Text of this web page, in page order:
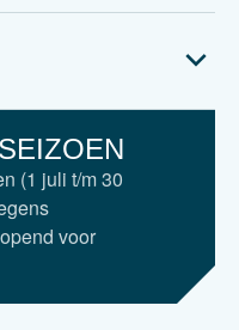
(1 juli t/m 30
voor